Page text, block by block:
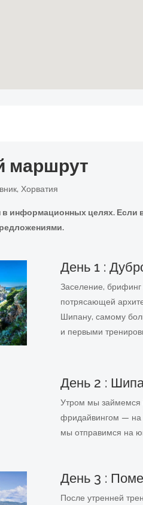
маршрут
Хорватия
информационных целях. Если
День 1 :
Заселение, брифинг
потрясающей
Шипану, самому
и первыми
День 2 :
Утром мы займемся
фридайвингом — на
мы отправимся на
День 3 :
После утренней